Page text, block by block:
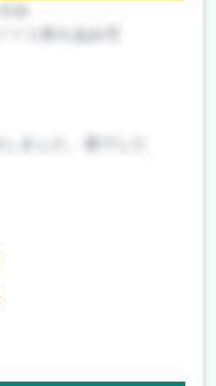
ート持ち込み可
ました。楽でした